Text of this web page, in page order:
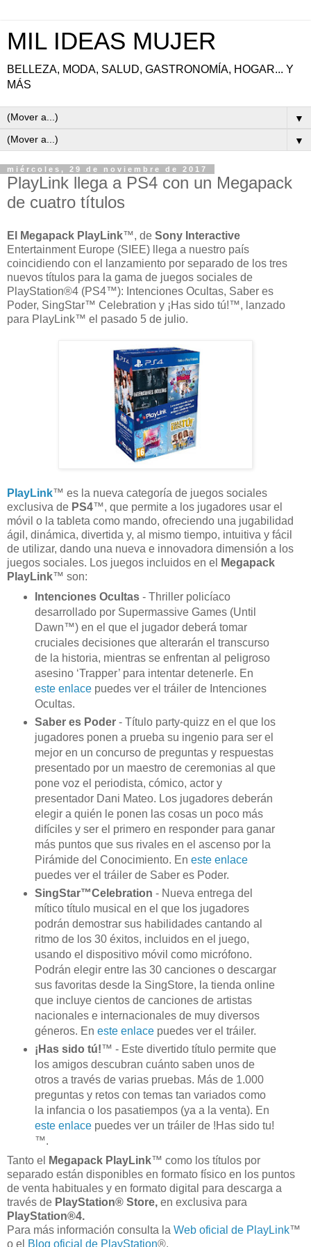
MIL IDEAS MUJER
BELLEZA, MODA, SALUD, GASTRONOMÍA, HOGAR... Y
MÁS
▼
▼
miércoles, 29 de noviembre de 2017
PlayLink llega a PS4 con un Megapack
de cuatro títulos
El Megapack PlayLink™, de Sony Interactive
Entertainment Europe (SIEE) llega a nuestro país
coincidiendo con el lanzamiento por separado de los tres
nuevos títulos para la gama de juegos sociales de
PlayStation®4 (PS4™): Intenciones Ocultas, Saber es
Poder, SingStar™ Celebration y ¡Has sido tú!™, lanzado
para PlayLink™ el pasado 5 de julio.
PlayLink™ es la nueva categoría de juegos sociales
exclusiva de PS4™, que permite a los jugadores usar el
móvil o la tableta como mando, ofreciendo una jugabilidad
ágil, dinámica, divertida y, al mismo tiempo, intuitiva y fácil
de utilizar, dando una nueva e innovadora dimensión a los
juegos sociales. Los juegos incluidos en el
Megapack
PlayLink™ son:
Intenciones Ocultas- Thriller policíaco
desarrollado por Supermassive Games (Until
Dawn™) en el que el jugador deberá tomar
cruciales decisiones que alterarán el transcurso
de la historia, mientras se enfrentan al peligroso
asesino ‘Trapper’ para intentar detenerle. En
este enlacepuedes ver el tráiler de Intenciones
Ocultas.
Saber es Poder- Título party-quizz en el que los
jugadores ponen a prueba su ingenio para ser el
mejor en un concurso de preguntas y respuestas
presentado por un maestro de ceremonias al que
pone voz el periodista, cómico, actor y
presentador Dani Mateo. Los jugadores deberán
elegir a quién le ponen las cosas un poco más
difíciles y ser el primero en responder para ganar
más puntos que sus rivales en el ascenso por la
Pirámide del Conocimiento. En este enlace
puedes ver el tráiler de Saber es Poder.
SingStar™Celebration - Nueva entrega del
mítico título musical en el que los jugadores
podrán demostrar sus habilidades cantando al
ritmo de los 30 éxitos, incluidos en el juego,
usando el dispositivo móvil como micrófono.
Podrán elegir entre las 30 canciones o descargar
sus favoritas desde la SingStore, la tienda online
que incluye cientos de canciones de artistas
nacionales e internacionales de muy diversos
géneros. En este enlacepuedes ver el tráiler.
¡Has sido tú!™ - Este divertido título permite que
los amigos descubran cuánto saben unos de
otros a través de varias pruebas. Más de 1.000
preguntas y retos con temas tan variados como
la infancia o los pasatiempos (ya a la venta). En
este enlacepuedes ver un tráiler de !Has sido tu!
™.
Tanto el
Megapack PlayLink™ como los títulos por
separado están disponibles en formato físico en los puntos
de venta habituales y en formato digital para descarga a
través de PlayStation® Store, en exclusiva para
PlayStation®4.
Para más información consulta la Web oficial de PlayLink™
o el Blog oficial de PlayStation®.